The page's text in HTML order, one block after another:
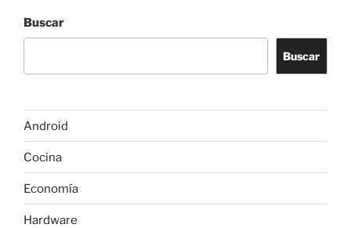
Buscar
Buscar
Android
Cocina
Economía
Hardware